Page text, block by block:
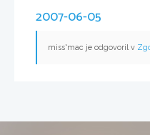
2007-06-05
miss*mac je odgovoril v